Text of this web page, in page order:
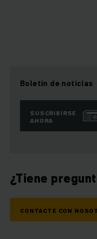
Boletín de noticias
SUSCRIBIRSE
AHORA
¿Tiene
CONTACTE CON